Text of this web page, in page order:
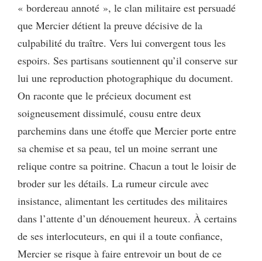
« bordereau annoté », le clan militaire est persuadé
que Mercier détient la preuve décisive de la
culpabilité du traître. Vers lui convergent tous les
espoirs. Ses partisans soutiennent qu’il conserve sur
lui une reproduction photographique du document.
On raconte que le précieux document est
soigneusement dissimulé, cousu entre deux
parchemins dans une étoffe que Mercier porte entre
sa chemise et sa peau, tel un moine serrant une
relique contre sa poitrine. Chacun a tout le loisir de
broder sur les détails. La rumeur circule avec
insistance, alimentant les certitudes des militaires
dans l’attente d’un dénouement heureux. À certains
de ses interlocuteurs, en qui il a toute confiance,
Mercier se risque à faire entrevoir un bout de ce